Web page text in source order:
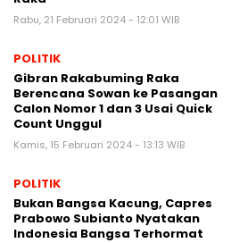
Rabu, 21 Februari 2024 - 12:01 WIB
POLITIK
Gibran Rakabuming Raka
Berencana Sowan ke Pasangan
Calon Nomor 1 dan 3 Usai Quick
Count Unggul
Kamis, 15 Februari 2024 - 13:13 WIB
POLITIK
Bukan Bangsa Kacung, Capres
Prabowo Subianto Nyatakan
Indonesia Bangsa Terhormat